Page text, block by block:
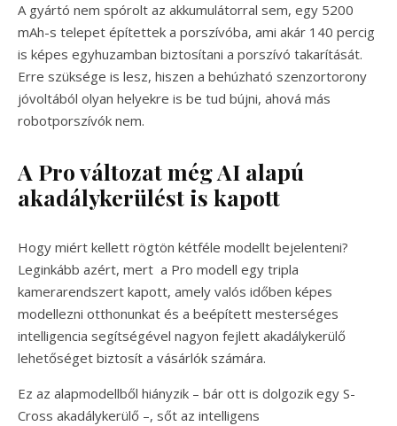
A gyártó nem spórolt az akkumulátorral sem, egy 5200
mAh-s telepet építettek a porszívóba, ami akár 140 percig
is képes egyhuzamban biztosítani a porszívó takarítását.
Erre szüksége is lesz, hiszen a behúzható szenzortorony
jóvoltából olyan helyekre is be tud bújni, ahová más
robotporszívók nem.
A Pro változat még AI alapú
akadálykerülést is kapott
Hogy miért kellett rögtön kétféle modellt bejelenteni?
Leginkább azért, mert a Pro modell egy tripla
kamerarendszert kapott, amely valós időben képes
modellezni otthonunkat és a beépített mesterséges
intelligencia segítségével nagyon fejlett akadálykerülő
lehetőséget biztosít a vásárlók számára.
Ez az alapmodellből hiányzik – bár ott is dolgozik egy S-
Cross akadálykerülő –, sőt az intelligens